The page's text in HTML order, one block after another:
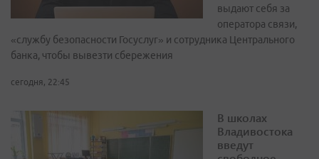
выдают себя за
оператора связи,
«службу безопасности Госуслуг» и сотрудника Центрального
банка, чтобы вывезти сбережения
сегодня, 22:45
В школах
Владивостока
введут